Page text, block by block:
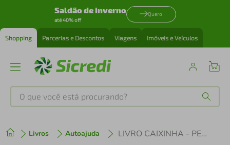
Saldão de inverno
até 40% off
Quero
Shopping Parcerias e Descontos Viagens Imóveis e Veículos
O que você está procurando?
Livros Autoajuda LIVRO CAIXINHA - PERCEPÇÃO X REALIDADE